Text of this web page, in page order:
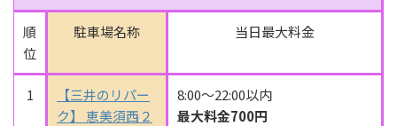
順
位
駐車場名称 当日最大料金
1
【三井のリパー
ク】 恵美須西２
8:00～22:00以内
最大料金700円